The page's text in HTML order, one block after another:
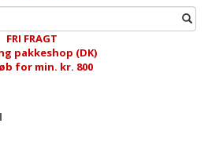
FRI FRAGT
pakkeshop (DK)
for min. kr. 800